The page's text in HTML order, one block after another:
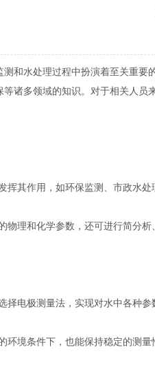
水处理过程中扮演着至关重要
诸多领域的知识。对于相关人
其作用，如环保监测、市政水处
理和化学参数，还可进行简分析
电极测量法，实现对水中各种参
境条件下，也能保持稳定的测量